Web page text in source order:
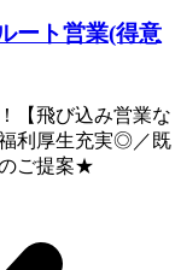
ート営業(得意
【飛び込み営業な
利厚生充実◎／既
ご提案★